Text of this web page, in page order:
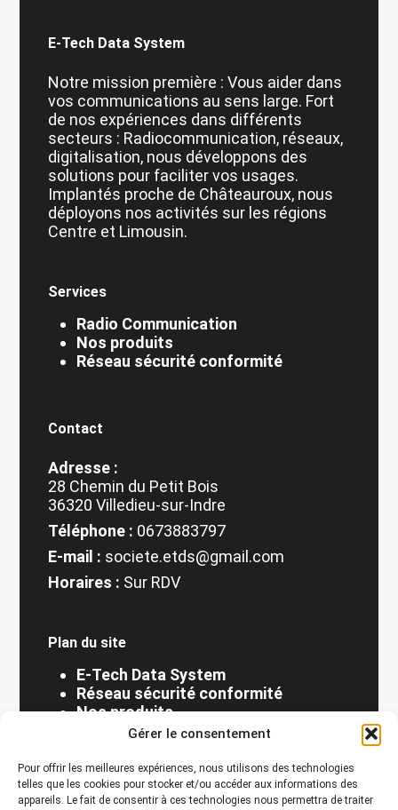
Gérer le consentement
Pour offrir les meilleures expériences, nous utilisons des technologies
telles que les cookies pour stocker et/ou accéder aux informations des
appareils. Le fait de consentir à ces technologies nous permettra de traiter
E-Tech Data System
Notre mission première : Vous aider dans
vos communications au sens large. Fort
de nos expériences dans différents
secteurs : Radiocommunication, réseaux,
digitalisation, nous développons des
solutions pour faciliter vos usages.
Implantés proche de Châteauroux, nous
déployons nos activités sur les régions
Centre et Limousin.
Services
Radio Communication
Nos produits
Réseau sécurité conformité
Contact
Adresse :
28 Chemin du Petit Bois
36320 Villedieu-sur-Indre
Téléphone : 0673883797
E-mail : societe.etds@gmail.com
Horaires : Sur RDV
Plan du site
E-Tech Data System
Réseau sécurité conformité
Nos produits
Radio Communication
Contact
Mentions légales
Politique de confidentialité